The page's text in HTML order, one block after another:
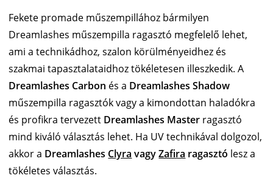
Fekete promade műszempillához bármilyen
Dreamlashes műszempilla ragasztó megfelelő lehet,
ami a technikádhoz, szalon körülményeidhez és
szakmai tapasztalataidhoz tökéletesen illeszkedik. A
Dreamlashes Carbon és a Dreamlashes Shadow
műszempilla ragasztók vagy a kimondottan haladókra
és profikra tervezett Dreamlashes Master ragasztó
mind kiváló választás lehet. Ha UV technikával dolgozol,
akkor a Dreamlashes Clyra vagyZafira ragasztó lesz a
tökéletes választás.